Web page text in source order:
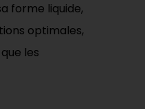
forme liquide,
optimales,
les